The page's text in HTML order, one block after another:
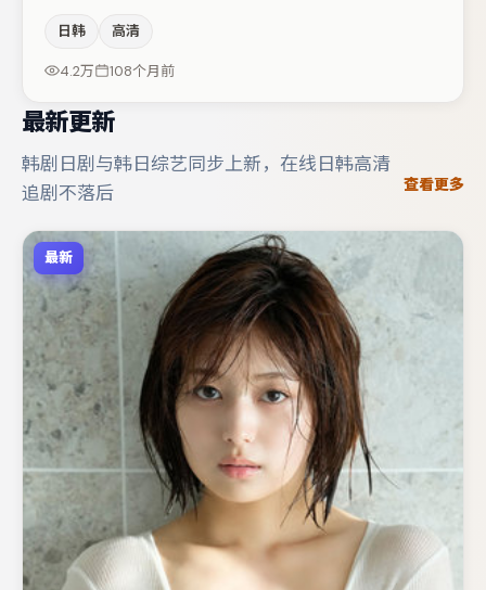
包括雷佳音、谭卓、刘亦菲等，角色动机前后呼应，适合喜
欢抠台词与伏笔的观众。整体完成度较高，适合周末一口气
日韩 高清
4.2万 108个月前
最新更新
韩剧日剧与韩日综艺同步上新，在线日韩高清
追剧不落后
查看更多
最新